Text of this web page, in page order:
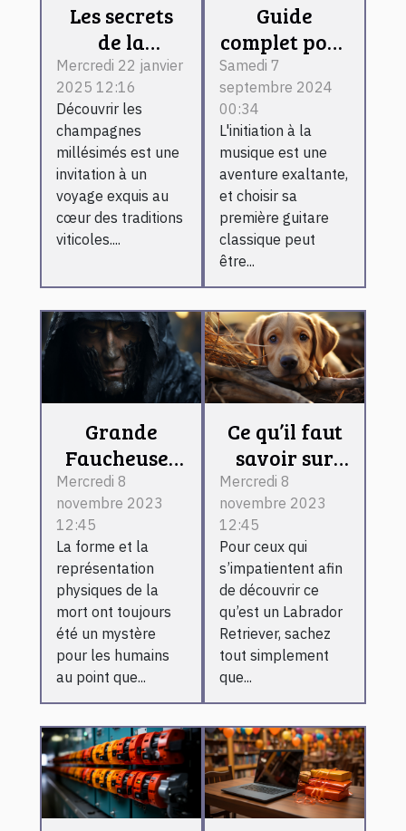
Les secrets
de la
fabrication
des
champagnes
millésimés
expliqués
Mercredi 22 janvier
2025 12:16
Découvrir les
champagnes
millésimés est une
invitation à un
voyage exquis au
cœur des traditions
viticoles....
Guide
complet pour
choisir une
guitare
classique
pour
débutants
Samedi 7
septembre 2024
00:34
L'initiation à la
musique est une
aventure exaltante,
et choisir sa
première guitare
classique peut
être...
Grande
Faucheuse :
que retenir ?
Mercredi 8
novembre 2023
12:45
La forme et la
représentation
physiques de la
mort ont toujours
été un mystère
pour les humains
au point que...
Ce qu’il faut
savoir sur
Labrador
Retriever
Mercredi 8
novembre 2023
12:45
Pour ceux qui
s’impatientent afin
de découvrir ce
qu’est un Labrador
Retriever, sachez
tout simplement
que...